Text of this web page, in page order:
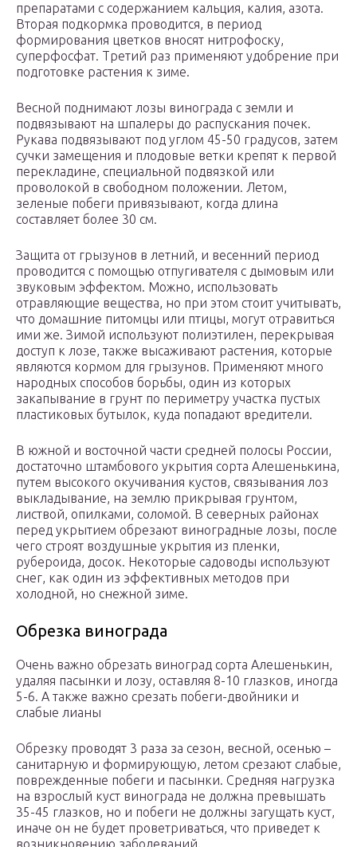
препаратами с содержанием кальция, калия, азота.
Вторая подкормка проводится, в период
формирования цветков вносят нитрофоску,
суперфосфат. Третий раз применяют удобрение при
подготовке растения к зиме.
Весной поднимают лозы винограда с земли и
подвязывают на шпалеры до распускания почек.
Рукава подвязывают под углом 45-50 градусов, затем
сучки замещения и плодовые ветки крепят к первой
перекладине, специальной подвязкой или
проволокой в свободном положении. Летом,
зеленые побеги привязывают, когда длина
составляет более 30 см.
Защита от грызунов в летний, и весенний период
проводится с помощью отпугивателя с дымовым или
звуковым эффектом. Можно, использовать
отравляющие вещества, но при этом стоит учитывать,
что домашние питомцы или птицы, могут отравиться
ими же. Зимой используют полиэтилен, перекрывая
доступ к лозе, также высаживают растения, которые
являются кормом для грызунов. Применяют много
народных способов борьбы, один из которых
закапывание в грунт по периметру участка пустых
пластиковых бутылок, куда попадают вредители.
В южной и восточной части средней полосы России,
достаточно штамбового укрытия сорта Алешенькина,
путем высокого окучивания кустов, связывания лоз
выкладывание, на землю прикрывая грунтом,
листвой, опилками, соломой. В северных районах
перед укрытием обрезают виноградные лозы, после
чего строят воздушные укрытия из пленки,
рубероида, досок. Некоторые садоводы используют
снег, как один из эффективных методов при
холодной, но снежной зиме.
Обрезка винограда
Очень важно обрезать виноград сорта Алешенькин,
удаляя пасынки и лозу, оставляя 8-10 глазков, иногда
5-6. А также важно срезать побеги-двойники и
слабые лианы
Обрезку проводят 3 раза за сезон, весной, осенью –
санитарную и формирующую, летом срезают слабые,
поврежденные побеги и пасынки. Средняя нагрузка
на взрослый куст винограда не должна превышать
35-45 глазков, но и побеги не должны загущать куст,
иначе он не будет проветриваться, что приведет к
возникновению заболеваний.